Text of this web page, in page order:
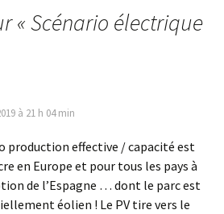
«Scénario électrique
à 21 h 04 min
production effective / capacité est
en Europe et pour tous les pays à
de l’Espagne … dont le parc est
éolien ! Le PV tire vers le